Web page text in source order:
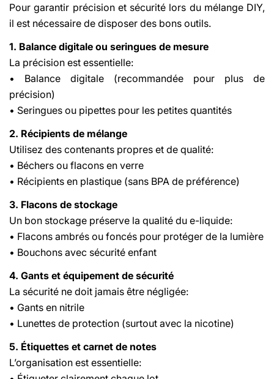
Pour garantir précision et sécurité lors du mélange DIY,
il est nécessaire de disposer des bons outils.
1. Balance digitale ou seringues de mesure
La précision est essentielle:
• Balance digitale (recommandée pour plus de
précision)
• Seringues ou pipettes pour les petites quantités
2. Récipients de mélange
Utilisez des contenants propres et de qualité:
• Béchers ou flacons en verre
• Récipients en plastique (sans BPA de préférence)
3. Flacons de stockage
Un bon stockage préserve la qualité du e-liquide:
• Flacons ambrés ou foncés pour protéger de la lumière
• Bouchons avec sécurité enfant
4. Gants et équipement de sécurité
La sécurité ne doit jamais être négligée:
• Gants en nitrile
• Lunettes de protection (surtout avec la nicotine)
5. Étiquettes et carnet de notes
L’organisation est essentielle: